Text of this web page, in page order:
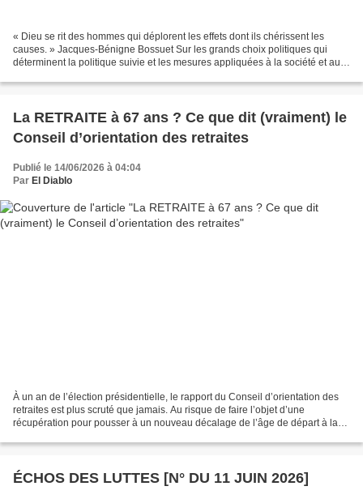
« Dieu se rit des hommes qui déplorent les effets dont ils chérissent les
causes. » Jacques-Bénigne Bossuet Sur les grands choix politiques qui
déterminent la politique suivie et les mesures appliquées à la société et au
La RETRAITE à 67 ans ? Ce que dit (vraiment) le
Conseil d’orientation des retraites
Publié le 14/06/2026 à 04:04
Par El Diablo
À un an de l’élection présidentielle, le rapport du Conseil d’orientation des
retraites est plus scruté que jamais. Au risque de faire l’objet d’une
récupération pour pousser à un nouveau décalage de l’âge de départ à la
ÉCHOS DES LUTTES [N° DU 11 JUIN 2026]